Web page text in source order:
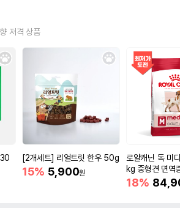
저격 상품
[2개세트] 리얼트릿 한우 50g
15% 5,900원
로얄캐닌 독 미
kg 중형견 면역
18%